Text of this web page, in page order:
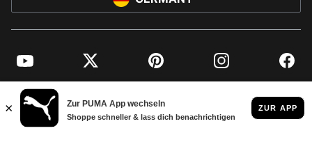
YouTube Twitter Pinterest Instagram
© PUMA EUROPE GMBH, 2026. ALLE RECHTE VORBEHALTEN
IMPRESSUM UND RECHTLICHE HINWEISE